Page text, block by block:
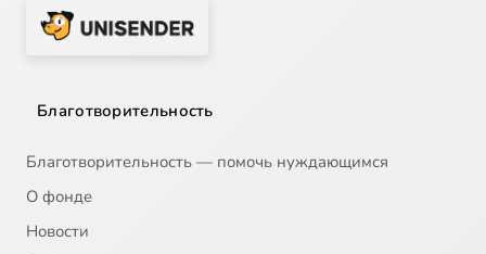
Благотворительность
Благотворительность — помочь нуждающимся
О фонде
Новости